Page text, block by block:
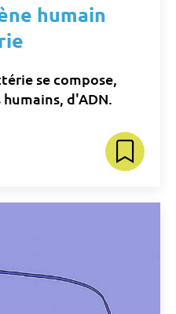
humain
se compose,
d'ADN.